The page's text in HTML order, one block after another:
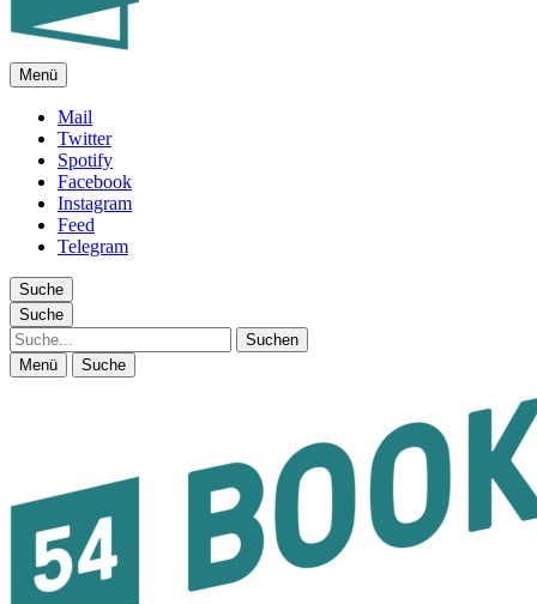
FEUILLETON IM INTERNET
Menü
Mail
Twitter
Spotify
Facebook
Instagram
Feed
Telegram
Suche
Suche
Suche
Menü Suche